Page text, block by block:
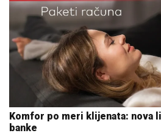
Komfor po meri klijenata: nova
banke